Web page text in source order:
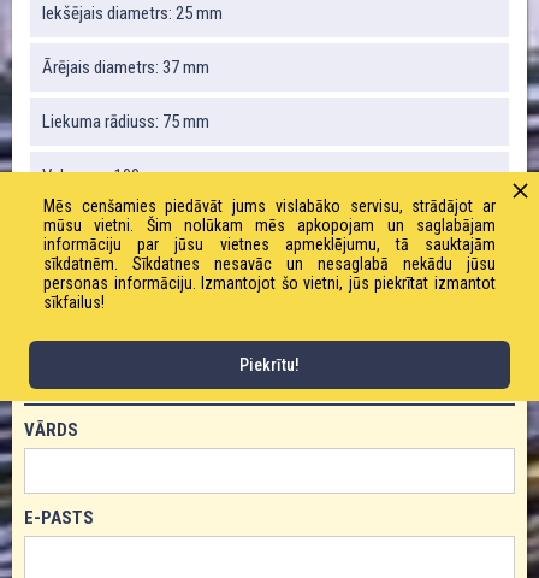
Iekšējais diametrs: 25 mm
Ārējais diametrs: 37 mm
Liekuma rādiuss: 75 mm
Vakuums: 100
Svars: 900 g / m
Darba/robežspiediens: 10/30 bāri
VĀRDS
E-PASTS
Mēs cenšamies piedāvāt jums vislabāko servisu, strādājot ar
mūsu vietni. Šim nolūkam mēs apkopojam un saglabājam
informāciju par jūsu vietnes apmeklējumu, tā sauktajām
sīkdatnēm. Sīkdatnes nesavāc un nesaglabā nekādu jūsu
personas informāciju. Izmantojot šo vietni, jūs piekrītat izmantot
sīkfailus!
Piekrītu!